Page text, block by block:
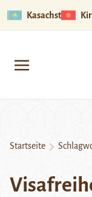
Kasachstan
Startseite